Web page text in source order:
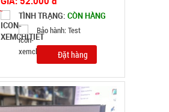
TÌNH TRẠNG: CÒN HÀNG
Bảo hành: Test, Cân nặng:
0,3kg
Đặt hàng